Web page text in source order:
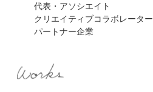
代表・アソシエイト
クリエイティブコラボレーター
パートナー企業